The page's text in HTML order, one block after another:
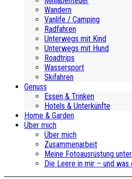
Wandern
Vanlife / Camping
Radfahren
Unterwegs mit Kind
Unterwegs mit Hund
Roadtrips
Wassersport
Skifahren
Genuss
Essen & Trinken
Hotels & Unterkünfte
Home & Garden
Über mich
Über mich
Zusammenarbeit
Meine Fotoausrüstung
Die Leere in mir – und